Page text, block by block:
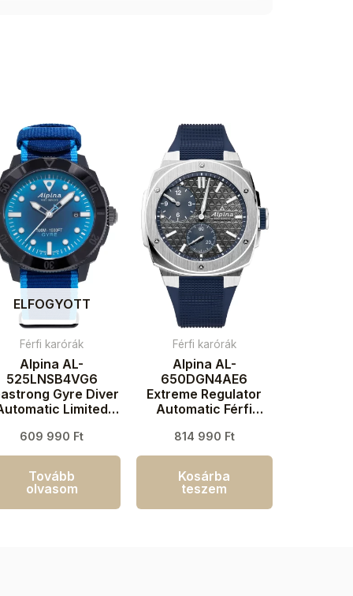
ELFOGYOTT
Férfi karórák
Alpina AL-
525LNSB4VG6
Gyre Diver
Limited
44mm 30ATM
609 990 Ft
Tovább
olvasom
Férfi karórák
Alpina AL-
650DGN4AE6
Extreme Regulator
Automatic Férfi
814 990 Ft
Kosárba
teszem